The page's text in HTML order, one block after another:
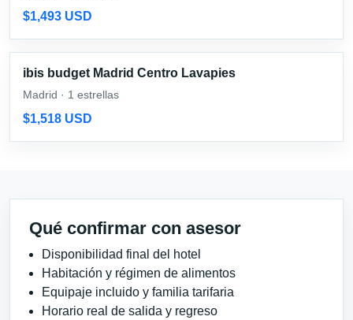
$1,493 USD
ibis budget Madrid Centro Lavapies
Madrid · 1 estrellas
$1,518 USD
Qué confirmar con asesor
Disponibilidad final del hotel
Habitación y régimen de alimentos
Equipaje incluido y familia tarifaria
Horario real de salida y regreso